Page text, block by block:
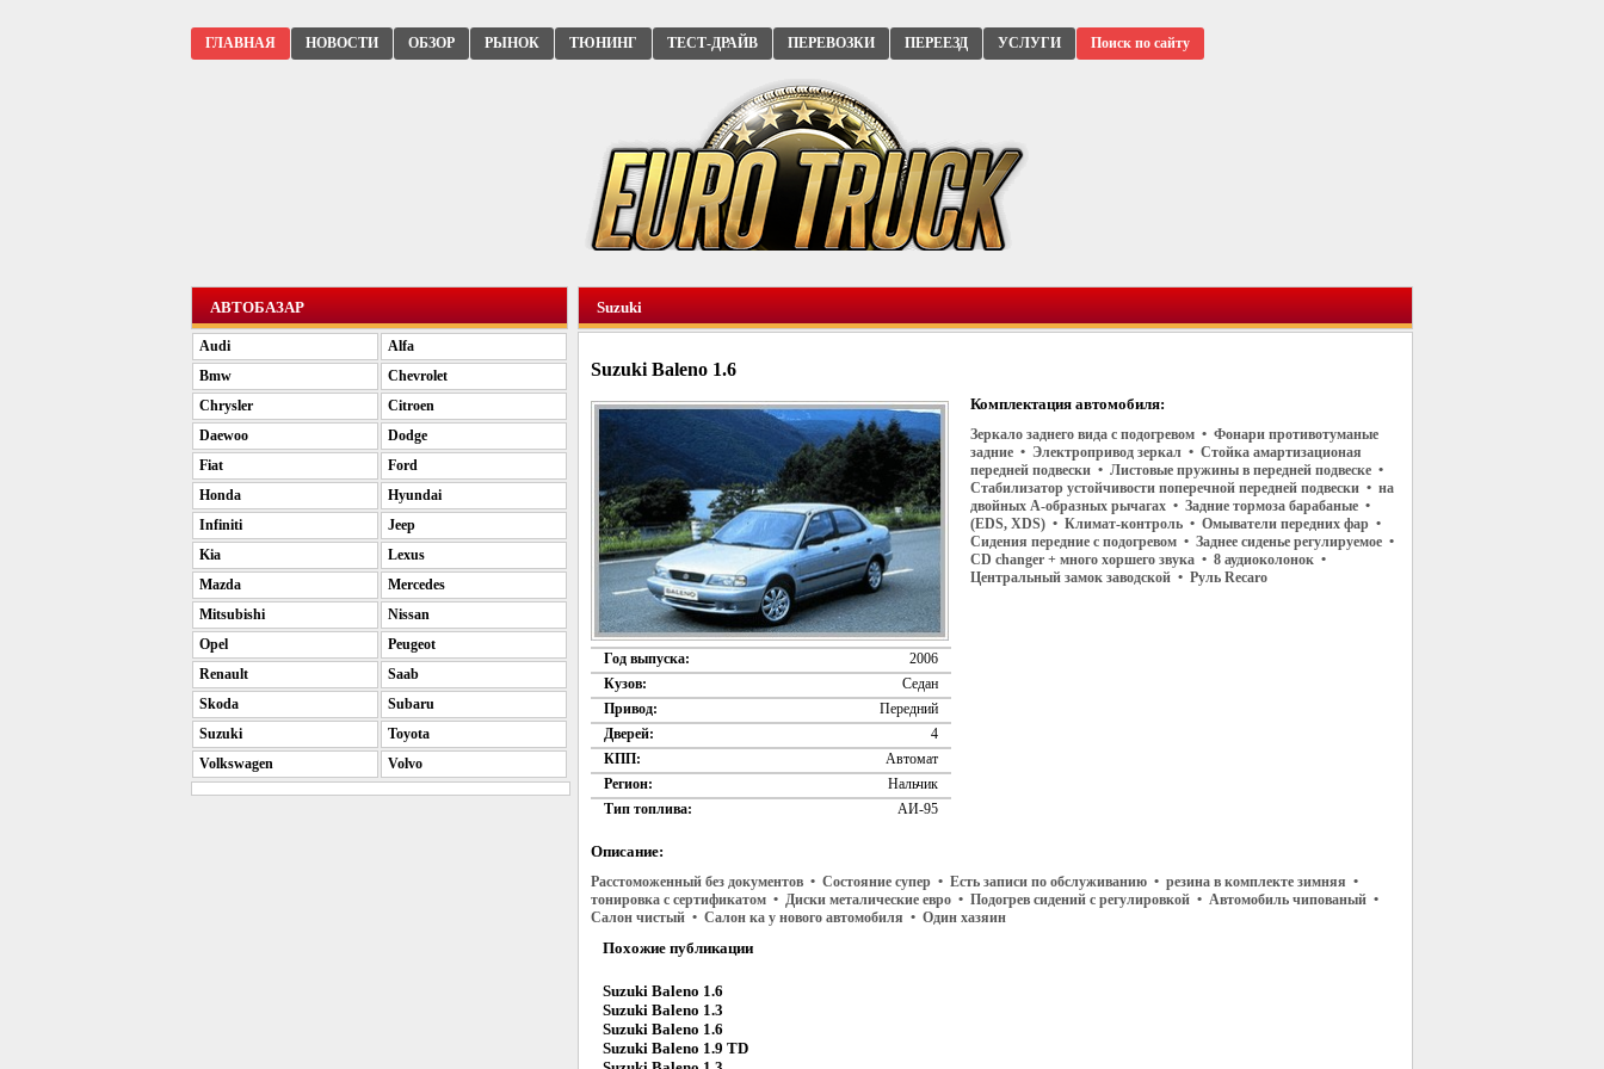
ГЛАВНАЯ НОВОСТИ ОБЗОР РЫНОК ТЮНИНГ ТЕСТ-ДРАЙВ ПЕРЕВОЗКИ ПЕРЕЕЗД УСЛУГИ Поиск по сайту
Suzuki
Suzuki Baleno 1.6
Год выпуска:
2006
Кузов:
Седан
Привод:
Передний
Дверей:
4
КПП:
Автомат
Регион:
Нальчик
Тип топлива:
АИ-95
Комплектация автомобиля:
Зеркало заднего вида с подогревом • Фонари противотуманые
задние • Электропривод зеркал • Стойка амартизационая
передней подвески • Листовые пружины в передней подвеске •
Стабилизатор устойчивости поперечной передней подвески • на
двойных А-образных рычагах • Задние тормоза барабаные •
(EDS, XDS) • Климат-контроль • Омыватели передних фар •
Сидения передние с подогревом • Заднее сиденье регулируемое •
CD changer + много хоршего звука • 8 аудиоколонок •
Центральный замок заводской • Руль Recaro
Описание:
Расстоможенный без документов • Состояние супер • Есть записи по обслуживанию • резина в комплекте зимняя •
тонировка с сертификатом • Диски металические евро • Подогрев сидений с регулировкой • Автомобиль чипованый •
Салон чистый • Салон ка у нового автомобиля • Один хазяин
Похожие публикации
Suzuki Baleno 1.6
Suzuki Baleno 1.3
Suzuki Baleno 1.6
Suzuki Baleno 1.9 TD
АВТОБАЗАР
Audi
Alfa
Bmw
Chevrolet
Chrysler
Citroen
Daewoo
Dodge
Fiat
Ford
Honda
Hyundai
Infiniti
Jeep
Kia
Lexus
Mazda
Mercedes
Mitsubishi
Nissan
Opel
Peugeot
Renault
Saab
Skoda
Subaru
Suzuki
Toyota
Volkswagen
Volvo